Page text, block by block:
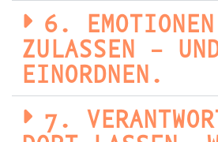
6. EMOTIONEN
ZULASSEN –
EINORDNEN.
7.